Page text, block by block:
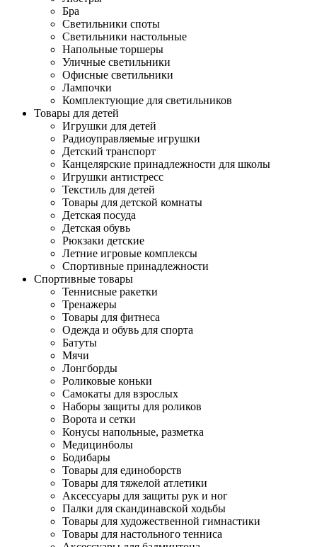
Бра
Светильники споты
Светильники настольные
Напольные торшеры
Уличные светильники
Офисные светильники
Лампочки
Комплектующие для светильников
Товары для детей
Игрушки для детей
Радиоуправляемые игрушки
Детский транспорт
Канцелярские принадлежности для школы
Игрушки антистресс
Текстиль для детей
Товары для детской комнаты
Детская посуда
Детская обувь
Рюкзаки детские
Летние игровые комплексы
Спортивные принадлежности
Спортивные товары
Теннисные ракетки
Тренажеры
Товары для фитнеса
Одежда и обувь для спорта
Батуты
Мячи
Лонгборды
Роликовые коньки
Самокаты для взрослых
Наборы защиты для роликов
Ворота и сетки
Конусы напольные, разметка
Медицинболы
Бодибары
Товары для единоборств
Товары для тяжелой атлетики
Аксессуары для защиты рук и ног
Палки для скандинавской ходьбы
Товары для художественной гимнастики
Товары для настольного тенниса